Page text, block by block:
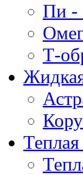
Пи -
Т-